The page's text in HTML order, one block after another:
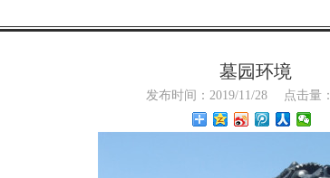
墓园环境
发布时间：2019/11/28 点击量：